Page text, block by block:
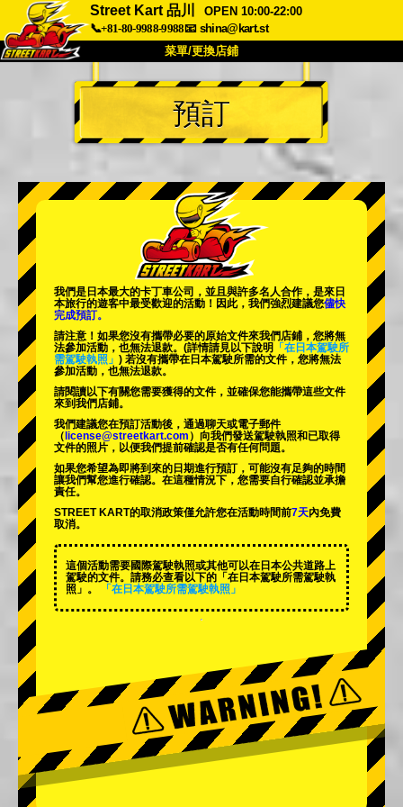
Street Kart 品川
OPEN 10:00-22:00
📞+81-80-9988-9988📧 shina@kart.st
菜單/更換店鋪
首頁
關於 規格 價格
公司 預訂
更換店鋪
東京秋葉原#2
東京澀谷附屬 東京灣
東京淺草 大阪
沖繩
預訂
我們是日本最大的卡丁車公司，並且與許多名人合作，是來日
本旅行的遊客中最受歡迎的活動 ！因此，我們強烈建議您儘快
完成預訂。
請注意！如果您沒有攜帶必要的原始文件來我們店鋪，您將無
法參加活動，也無法退款。 (詳情請見以下說明
「在日本駕駛所
需駕駛執照」 ) 若沒有攜帶在日本駕駛所需的文件，您將無法
參加活動，也無法退款。
請閱讀以下有關您需要獲得的文件，並確保您能攜帶這些文件
來到我們店鋪。
我們建議您在預訂活動後，通過聊天或電子郵件
（ license@streetkart.com ）向我們發送駕駛執照和已取得
文件的照片，以便我們提前確認是否有任何問題。
如果您希望為即將到來的日期進行預訂，可能沒有足夠的時間
讓我們幫您進行確認。在這種情況下，您需要自行確認並承擔
責任。
STREET KART的取消政策僅允許您在活動時間前7天內免費
取消。
這個活動需要國際駕駛執照或其他可以在日本公共道路上
駕駛的文件。請務必查看以下的「在日本駕駛所需駕駛執
照」。
「在日本駕駛所需駕駛執照」